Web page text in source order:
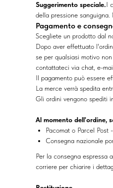
Suggerimento speciale.I
della pressione
Pagamento e
Scegliete un prodotto dal
Dopo aver effettuato
se per qualsiasi motivo
contattateci via chat, e-
Il pagamento può essere
La merce verrà spedita
Gli ordini vengono spediti
Al momento dell'ordine,
Pacomat o Parcel Post
Consegna nazionale
Per la consegna espressa
corriere per chiarire i